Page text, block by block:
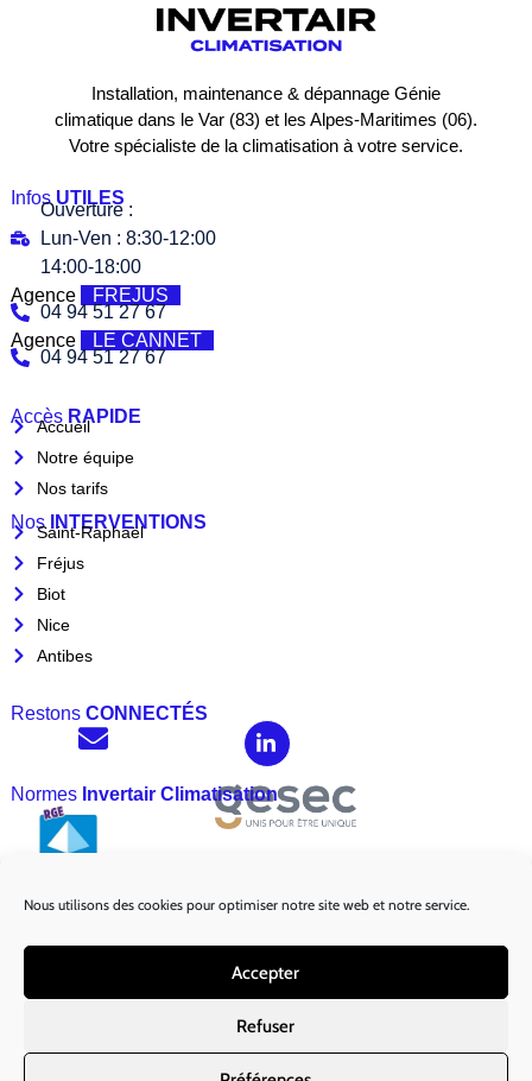
Nous utilisons des cookies pour optimiser notre site web et notre service.
Accepter
Refuser
Installation, maintenance & dépannage Génie
climatique dans le Var (83) et les Alpes-Maritimes (06).
Votre spécialiste de la climatisation à votre service.
Infos UTILES
Ouverture :
Lun-Ven : 8:30-12:00
14:00-18:00
Agence
FREJUS
04 94 51 27 67
Agence
LE CANNET
04 94 51 27 67
Accès RAPIDE
Accueil
Notre équipe
Nos tarifs
Nos INTERVENTIONS
Saint-Raphaël
Fréjus
Biot
Nice
Antibes
Restons CONNECTÉS
Normes Invertair Climatisation
MarquesPartenaires :